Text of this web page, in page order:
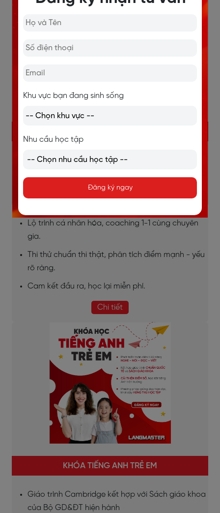
Sĩ số lớp nhỏ (7-10 học viên), đảm bảo học viên
Giáo viên 7.5+ IELTS, chấm chữa bài trong vòng
Lộ trình cá nhân hóa, coaching 1-1 cùng chuyên
gia.
Thi thử chuẩn thi thật, phân tích điểm mạnh - yếu
rõ ràng.
Cam kết đầu ra, học lại miễn phí.
Chi tiết
KHÓA TIẾNG ANH TRẺ EM
Giáo trình Cambridge kết hợp với Sách giáo khoa
của Bộ GD&ĐT hiện hành
Khu vực bạn đang sinh sống
Nhu cầu học tập
Đăng ký ngay